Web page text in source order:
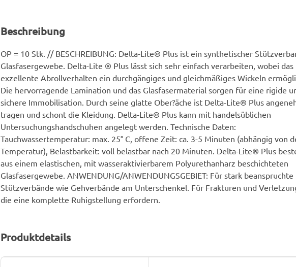
Beschreibung
OP = 10 Stk. // BESCHREIBUNG: Delta-Lite® Plus ist ein synthetischer
Glasfasergewebe. Delta-Lite ® Plus lässt sich sehr einfach verarbeiten, wobei das
exzellente Abrollverhalten ein durchgängiges und gleichmäßiges Wickeln
Die hervorragende Lamination und das Glasfasermaterial sorgen für eine rigide
sichere Immobilisation. Durch seine glatte Ober?äche ist Delta-Lite® Plus
tragen und schont die Kleidung. Delta-Lite® Plus kann mit handelsüblichen
Untersuchungshandschuhen angelegt werden. Technische Daten:
Tauchwassertemperatur: max. 25° C, offene Zeit: ca. 3-5 Minuten (abhängig von
Temperatur), Belastbarkeit: voll belastbar nach 20 Minuten. Delta-Lite® Plus
aus einem elastischen, mit wasseraktivierbarem Polyurethanharz beschichteten
Glasfasergewebe. ANWENDUNG/ANWENDUNGSGEBIET: Für stark beanspruchte
Stützverbände wie Gehverbände am Unterschenkel. Für Frakturen und
die eine komplette Ruhigstellung erfordern.
Produktdetails